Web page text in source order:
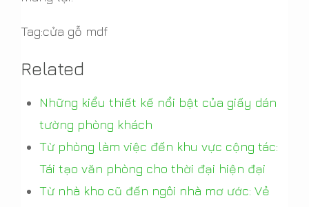
Tag:cửa gỗ mdf
Related
Những kiểu thiết kế nổi bật của giấy dán
tường phòng khách
Từ phòng làm việc đến khu vực cộng tác:
Tái tạo văn phòng cho thời đại hiện đại
Từ nhà kho cũ đến ngôi nhà mơ ước: Vẻ